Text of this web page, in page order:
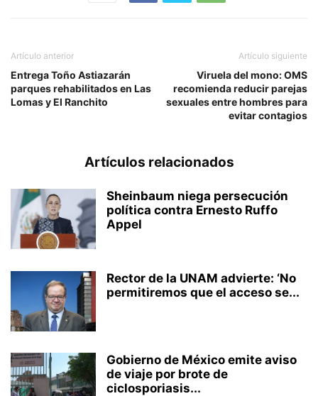
Artículo anterior
Entrega Toño Astiazarán
parques rehabilitados en Las
Lomas y El Ranchito
Artículo siguiente
Viruela del mono: OMS
recomienda reducir parejas
sexuales entre hombres para
evitar contagios
Artículos relacionados
Sheinbaum niega persecución
política contra Ernesto Ruffo
Appel
Rector de la UNAM advierte: ‘No
permitiremos que el acceso se...
Gobierno de México emite aviso
de viaje por brote de
ciclosporiasis...